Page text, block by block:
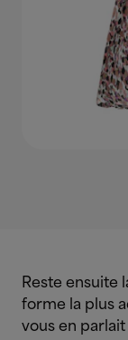
Reste ensuite
forme la plus
vous en